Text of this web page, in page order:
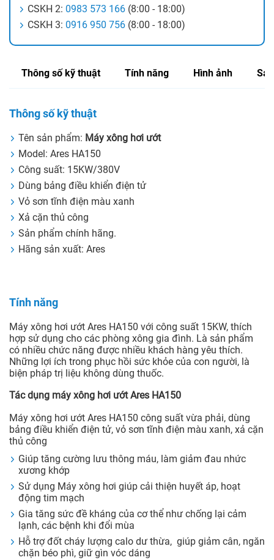
CSKH 2: 0983 573 166 (8:00 - 18:00)
CSKH 3: 0916 950 756 (8:00 - 18:00)
Thông số kỹ thuật Tính năng Hình ảnh
Thông số kỹ thuật
Tên sản phẩm: Máy xông hơi ướt
Model: Ares HA150
Công suất: 15KW/380V
Dùng bảng điều khiển điện tử
Vỏ sơn tĩnh điện màu xanh
Xả cặn thủ công
Sản phẩm chính hãng.
Hãng sản xuất: Ares
Tính năng
Máy xông hơi ướt Ares HA150 với công suất 15KW, thích
hợp sử dụng cho các phòng xông gia đình. Là sản phẩm
có nhiều chức năng được nhiều khách hàng yêu thích.
Những lợi ích trong phục hồi sức khỏe của con người, là
biện pháp trị liệu không dùng thuốc.
Tác dụng máy xông hơi ướt Ares HA150
Máy xông hơi ướt Ares HA150 công suất vừa phải, dùng
bảng điều khiển điện tử, vỏ sơn tĩnh điện màu xanh, xả cặn
thủ công
Giúp tăng cường lưu thông máu, làm giảm đau nhức
xương khớp
Sử dụng Máy xông hơi giúp cải thiện huyết áp, hoạt
động tim mạch
Gia tăng sức đề kháng của cơ thể như chống lại cảm
lạnh, các bệnh khi đổi mùa
Hỗ trợ đốt cháy lượng calo dư thừa, giúp giảm cân, ngăn
chặn béo phì, giữ gìn vóc dáng